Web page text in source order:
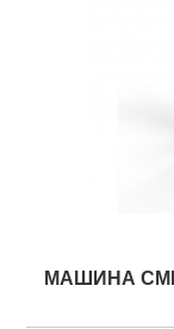
МАШИНА